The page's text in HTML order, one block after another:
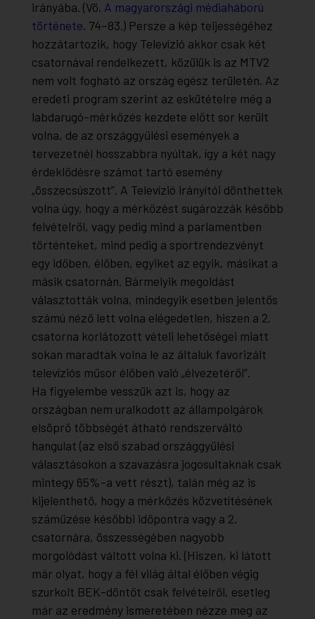
irányába. (Vö. A magyarországi médiaháború
története. 74–83.) Persze a kép teljességéhez
hozzátartozik, hogy Televízió akkor csak két
csatornával rendelkezett, közülük is az MTV2
nem volt fogható az ország egész területén. Az
eredeti program szerint az eskütételre még a
labdarugó-mérkőzés kezdete előtt sor került
volna, de az országgyűlési események a
tervezetnél hosszabbra nyúltak, így a két nagy
érdeklődésre számot tartó esemény
„összecsúszott”. A Televízió irányítói dönthettek
volna úgy, hogy a mérkőzést sugározzák később
felvételről, vagy pedig mind a parlamentben
történteket, mind pedig a sportrendezvényt
egy időben, élőben, egyiket az egyik, másikat a
másik csatornán. Bármelyik megoldást
választották volna, mindegyik esetben jelentős
számú néző lett volna elégedetlen, hiszen a 2.
csatorna korlátozott vételi lehetőségei miatt
sokan maradtak volna le az általuk favorizált
televíziós műsor élőben való „élvezetéről”.
Ha figyelembe vesszük azt is, hogy az
országban nem uralkodott az állampolgárok
elsöprő többségét átható rendszerváltó
hangulat (az első szabad országgyűlési
választásokon a szavazásra jogosultaknak csak
mintegy 65%-a vett részt), talán még az is
kijelenthető, hogy a mérkőzés közvetítésének
száműzése későbbi időpontra vagy a 2.
csatornára, összességében nagyobb
morgolódást váltott volna ki. (Hiszen, ki látott
már olyat, hogy a fél világ által élőben végig
szurkolt BEK-döntőt csak felvételről, esetleg
már az eredmény ismeretében nézze meg az